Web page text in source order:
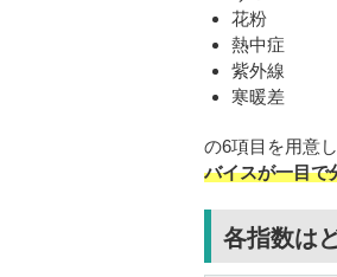
花粉
熱中症
紫外線
寒暖差
の6項目を用意
バイスが一目で
各指数は